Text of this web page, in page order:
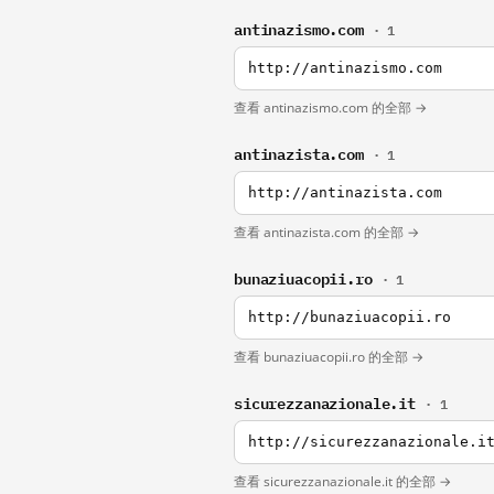
antinazismo.com · 1
http://antinazismo.com
查看 antinazismo.com 的全部 →
antinazista.com · 1
http://antinazista.com
查看 antinazista.com 的全部 →
bunaziuacopii.ro · 1
http://bunaziuacopii.ro
查看 bunaziuacopii.ro 的全部 →
sicurezzanazionale.it · 1
http://sicurezzanazionale.it
查看 sicurezzanazionale.it 的全部 →